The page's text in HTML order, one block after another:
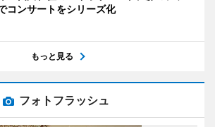
コンサートをシリーズ化
もっと見る
フォトフラッシュ